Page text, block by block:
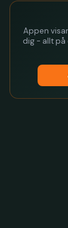
Appen
dig - allt på